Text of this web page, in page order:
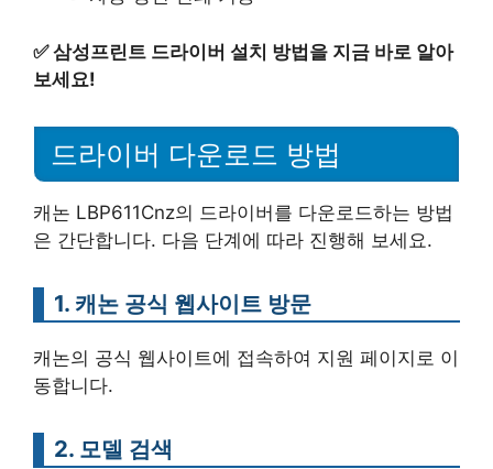
✅삼성프린트 드라이버 설치 방법을 지금 바로 알아
보세요!
드라이버 다운로드 방법
캐논 LBP611Cnz의 드라이버를 다운로드하는 방법
은 간단합니다. 다음 단계에 따라 진행해 보세요.
1. 캐논 공식 웹사이트 방문
캐논의 공식 웹사이트에 접속하여 지원 페이지로 이
동합니다.
2. 모델 검색